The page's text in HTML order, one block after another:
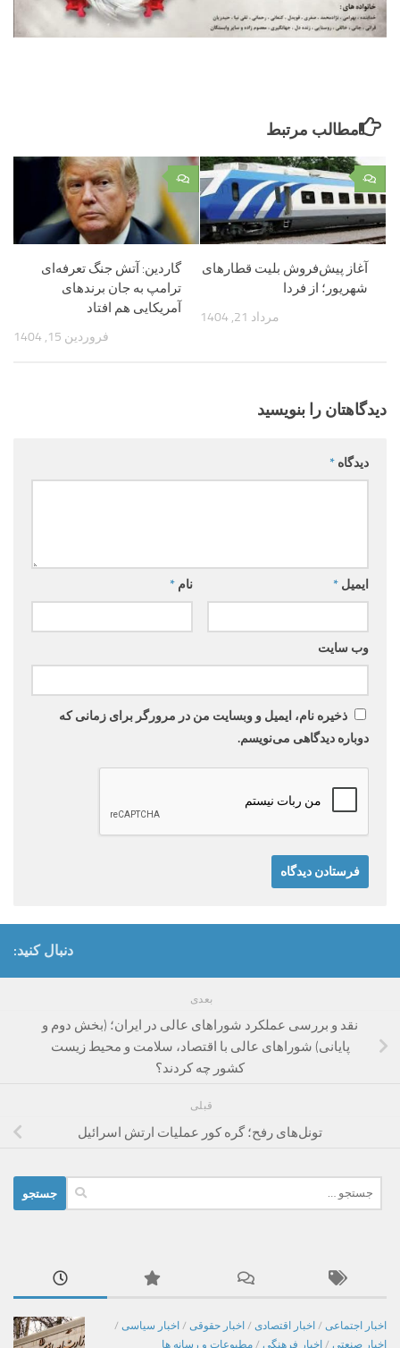
مطالب مرتبط
۰
گاردین: آتش جنگ تعرفه‌ای
ترامپ به جان برندهای
آمریکایی هم افتاد
فروردین 15, 1404
۰
آغاز پیش‌فروش بلیت قطارهای
شهریور؛ از فردا
مرداد 21, 1404
دیدگاهتان را بنویسید
دیدگاه *
نام * ایمیل *
وب‌ سایت
ذخیره نام، ایمیل و وبسایت من در مرورگر برای زمانی که
دوباره دیدگاهی می‌نویسم.
دنبال کنید:
بعدی
نقد و بررسی عملکرد شوراهای عالی در ایران؛ (بخش دوم و
پایانی) شوراهای عالی با اقتصاد، سلامت و محیط زیست
کشور چه کردند؟
قبلی
تونل‌های رفح؛ گره کور عملیات ارتش اسرائیل
برای:
اخبار اجتماعی / اخبار اقتصادی / اخبار حقوقی / اخبار سیاسی /
اخبار صنعتی / اخبار فرهنگی / مطبوعات و رسانه ها